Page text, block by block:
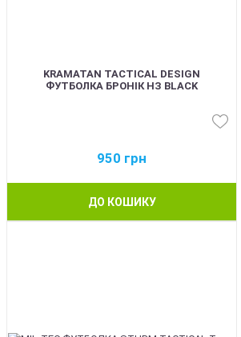
KRAMATAN TACTICAL DESIGN
ФУТБОЛКА БРОНІК НЗ BLACK
950 грн
ДО КОШИКУ